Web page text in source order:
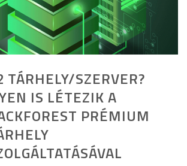
TÁRHELY/SZERVER?
IS LÉTEZIK A
PRÉMIUM